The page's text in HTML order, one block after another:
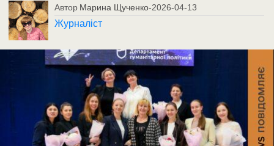
Автор Марина Щученко-2026-04-13
Журналіст